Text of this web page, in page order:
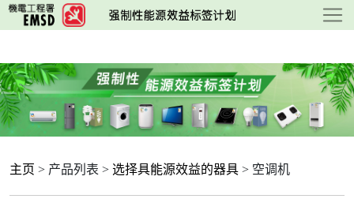
跳
至
要
内
容
主页 > 产品列表 > 选择具能源效益的器具 > 空调机